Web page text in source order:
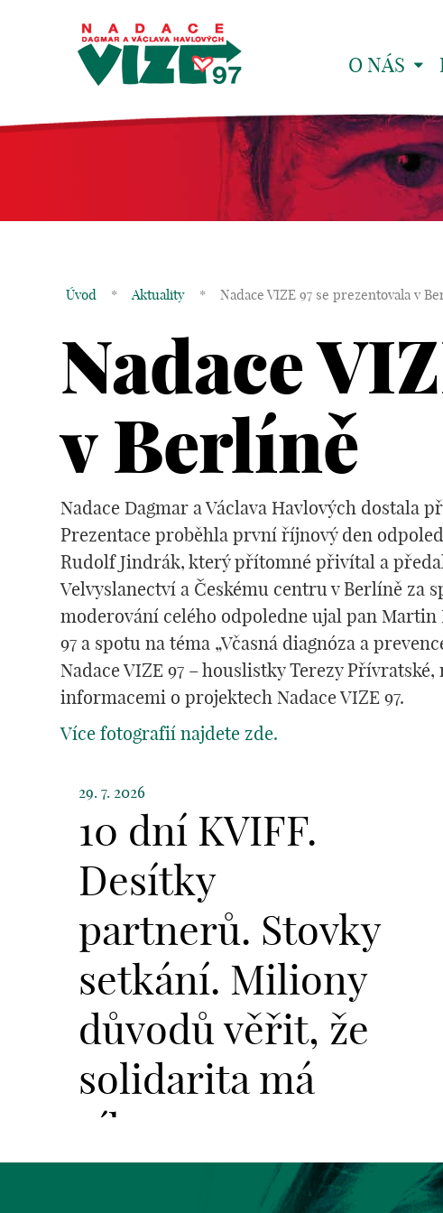
O NÁS
Úvod * Aktuality * Nadace VIZE 97 se prezentovala v
Nadace
v Berlíně
Nadace Dagmar a Václava Havlových dostala
Prezentace proběhla první říjnový den
Rudolf Jindrák, který přítomné přivítal a
Velvyslanectví a Českému centru v Berlíně za
moderování celého odpoledne ujal pan
97 a spotu na téma „Včasná diagnóza a
Nadace VIZE 97 – houslistky Terezy
informacemi o projektech Nadace VIZE 97.
Více fotografií najdete zde.
29. 7. 2026
10 dní KVIFF.
Desítky
partnerů. Stovky
setkání. Miliony
důvodů věřit, že
solidarita má
sílu.